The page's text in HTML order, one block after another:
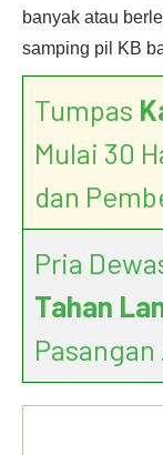
banyak atau
samping pil KB
Tumpas
Mulai 30
dan
Pria
Tahan
Pasangan